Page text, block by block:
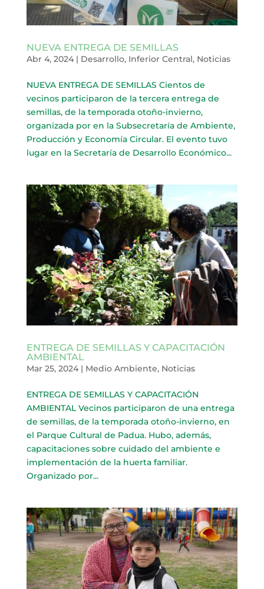
NUEVA ENTREGA DE SEMILLAS
Abr 4, 2024| Desarrollo, Inferior Central, Noticias
NUEVA ENTREGA DE SEMILLAS Cientos de
vecinos participaron de la tercera entrega de
semillas, de la temporada otoño-invierno,
organizada por en la Subsecretaría de Ambiente,
Producción y Economía Circular. El evento tuvo
lugar en la Secretaría de Desarrollo Económico...
ENTREGA DE SEMILLAS Y CAPACITACIÓN
AMBIENTAL
Mar 25, 2024| Medio Ambiente, Noticias
ENTREGA DE SEMILLAS Y CAPACITACIÓN
AMBIENTAL Vecinos participaron de una entrega
de semillas, de la temporada otoño-invierno, en
el Parque Cultural de Padua. Hubo, además,
capacitaciones sobre cuidado del ambiente e
implementación de la huerta familiar.
Organizado por...